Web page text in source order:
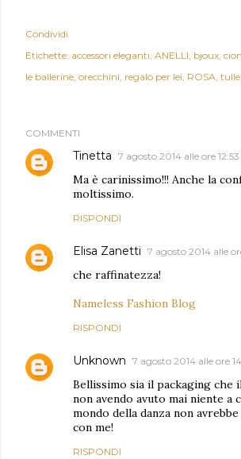
Condividi
Etichette: accessori eleganti ANELLI bjoux
le ballerine orecchini regalo per lei ROSA tulle
COMMENTI
Tinetta 7 agosto 2014 alle ore 12:53
Ma è carinissimo!!! Anche la
moltissimo.
RISPONDI
Elisa Zanetti 7 agosto 2014 alle
che raffinatezza!
Nameless Fashion Blog
RISPONDI
Unknown 7 agosto 2014 alle ore
Bellissimo sia il packaging che
non avendo avuto mai niente a
mondo della danza non
con me!
RISPONDI